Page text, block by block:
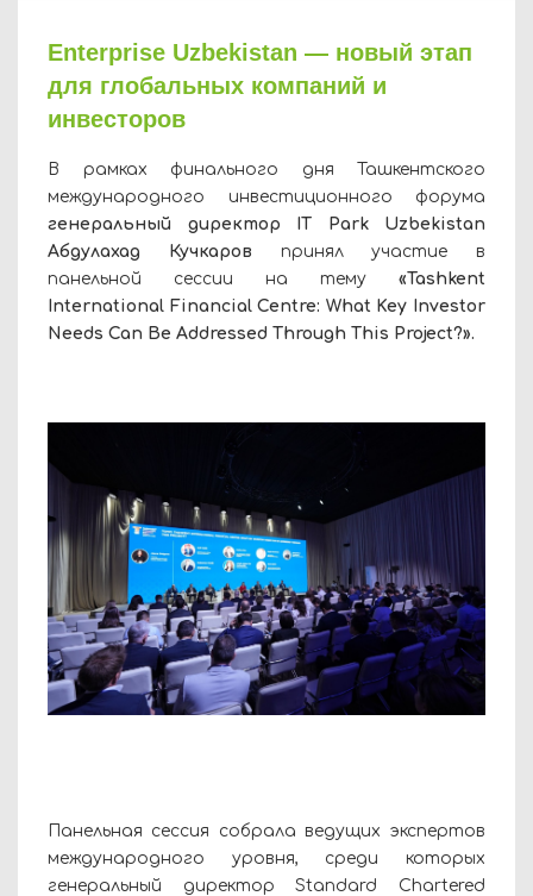
Enterprise Uzbekistan — новый этап
для глобальных компаний и
инвесторов
В рамках финального дня Ташкентского
международного инвестиционного форума
генеральный директор IT Park Uzbekistan
Абдулахад Кучкаров принял участие в
панельной сессии на тему «Tashkent
International Financial Centre: What Key Investor
Needs Can Be Addressed Through This Project?».
Панельная сессия собрала ведущих экспертов
международного уровня, среди которых
генеральный директор Standard Chartered